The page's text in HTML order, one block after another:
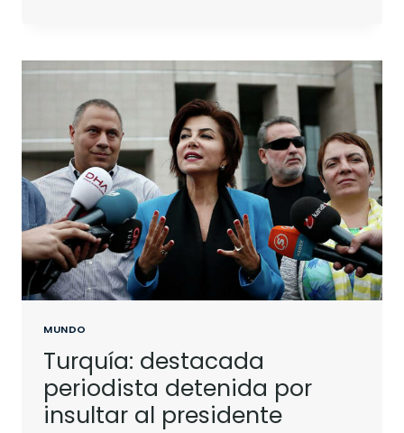
MUNDO
Turquía: destacada
periodista detenida por
insultar al presidente